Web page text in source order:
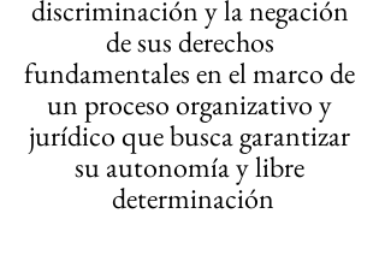
discriminación y la negación
de sus derechos
fundamentales en el marco de
un proceso organizativo y
jurídico que busca garantizar
su autonomía y libre
determinación